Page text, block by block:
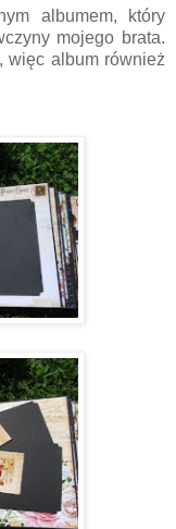
albumem, który
mojego brata.
więc album również